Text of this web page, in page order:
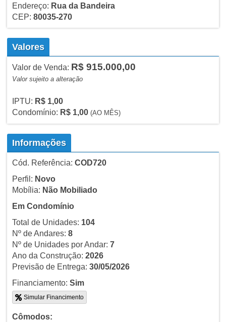
Endereço: Rua da Bandeira
CEP: 80035-270
Valores
Valor de Venda: R$ 915.000,00
Valor sujeito a alteração
IPTU: R$ 1,00
Condomínio: R$ 1,00 (AO MÊS)
Informações
Cód. Referência: COD720
Perfil: Novo
Mobília: Não Mobiliado
Em Condomínio
Total de Unidades: 104
Nº de Andares: 8
Nº de Unidades por Andar: 7
Ano da Construção: 2026
Previsão de Entrega: 30/05/2026
Financiamento: Sim
Simular Financimento
Cômodos: